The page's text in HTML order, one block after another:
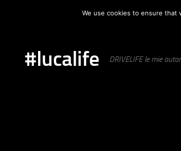
AUTOMOTIVE PUNTATE IN TV
#lucalife DRIVELIFE le mie
We use cookies to ensure